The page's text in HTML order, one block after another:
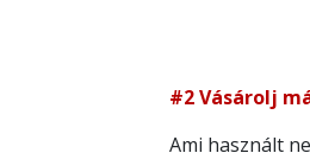
#2 Vásárolj
Ami használt